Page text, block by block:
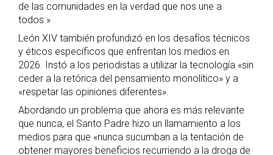
de las comunidades en la verdad que nos une a
todos.»
León XIV también profundizó en los desafíos técnicos
y éticos específicos que enfrentan los medios en
2026. Instó a los periodistas a utilizar la tecnología «sin
ceder a la retórica del pensamiento monolítico» y a
«respetar las opiniones diferentes».
Abordando un problema que ahora es más relevante
que nunca, el Santo Padre hizo un llamamiento a los
medios para que «nunca sucumban a la tentación de
obtener mayores beneficios recurriendo a la droga de